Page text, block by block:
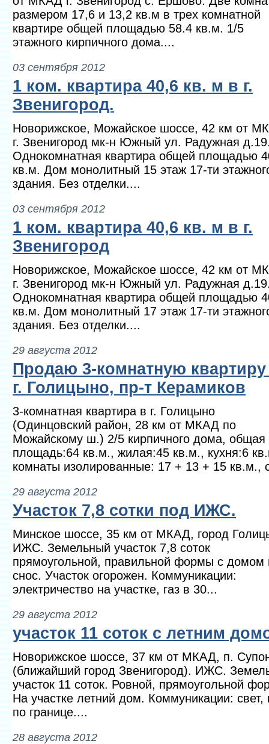
размером 17,6 и 13,2 кв.м в трех комнатной
квартире общей площадью 58.4 кв.м. 1/5
этажного кирпичного дома....
03 сентября 2012
1 ком. квартира 40,6 кв. м в г.
Звенигород.
Новорижское, Можайское шоссе, 42 км от
г. Звенигород мк-н Южный ул. Радужная
Однокомнатная квартира общей площадью
кв.м. Дом монолитный 15 этаж 17-ти
здания. Без отделки....
03 сентября 2012
1 ком. квартира 40,6 кв. м в г.
Звенигород
Новорижское, Можайское шоссе, 42 км от
г. Звенигород мк-н Южный ул. Радужная
Однокомнатная квартира общей площадью
кв.м. Дом монолитный 17 этаж 17-ти
здания. Без отделки....
29 августа 2012
Продаю 3-комнатную
г. Голицыно, пр-т Керамиков
3-комнатная квартира в г. Голицыно
(Одинцовский район, 28 км от МКАД по
Можайскому ш.) 2/5 кирпичного дома, общая
площадь:64 кв.м., жилая:45 кв.м., кухня:6
комнаты изолированные: 17 + 13 + 15 кв.м.,
29 августа 2012
Участок 7,8 сотки под ИЖС.
Минское шоссе, 35 км от МКАД, город
ИЖС. Земельный участок 7,8 соток
прямоугольной, правильной формы с домом
снос. Участок огорожен. Коммуникации:
электричество на участке, газ в 30...
29 августа 2012
участок 11 соток с летним
Новорижское шоссе, 37 км от МКАД, п.
(ближайший город Звенигород). ИЖС.
участок 11 соток. Ровной, прямоугольной
На участке летний дом. Коммуникации: свет,
по границе....
28 августа 2012